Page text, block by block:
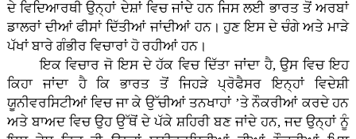
ਦੇ ਵਿਦਿਆਰਥੀ ਉਨ੍ਹਾਂ ਦੇਸ਼ਾਂ ਵਿਚ ਜਾਂਦੇ ਹਨ ਜਿਸ ਲਈ ਭਾਰਤ ਤੋਂ ਅਰਬਾਂ
ਡਾਲਰਾਂ ਦੀਆਂ ਫੀਸਾਂ ਦਿੱਤੀਆਂ ਜਾਂਦੀਆਂ ਹਨ। ਹੁਣ ਇਸ ਦੇ ਚੰਗੇ ਅਤੇ ਮਾੜੇ
ਪੱਖਾਂ ਬਾਰੇ ਗੰਭੀਰ ਵਿਚਾਰਾਂ ਹੋ ਰਹੀਆਂ ਹਨ।
ਇਕ ਵਿਚਾਰ ਜੋ ਇਸ ਦੇ ਹੱਕ ਵਿਚ ਦਿੱਤਾ ਜਾਂਦਾ ਹੈ, ਉਸ ਵਿਚ ਇਹ
ਕਿਹਾ ਜਾਂਦਾ ਹੈ ਕਿ ਭਾਰਤ ਤੋਂ ਜਿਹੜੇ ਪ੍ਰੋਫੈਸਰ ਇਨ੍ਹਾਂ ਵਿਦੇਸ਼ੀ
ਯੂਨੀਵਰਸਿਟੀਆਂ ਵਿਚ ਜਾ ਕੇ ਉੱਚੀਆਂ ਤਨਖਾਹਾਂ ’ਤੇ ਨੌਕਰੀਆਂ ਕਰਦੇ ਹਨ
ਅਤੇ ਬਾਅਦ ਵਿਚ ਉਹ ਉੱਥੋਂ ਦੇ ਪੱਕੇ ਸ਼ਹਿਰੀ ਬਣ ਜਾਂਦੇ ਹਨ, ਜਦ ਉਨ੍ਹਾਂ ਨੂੰ